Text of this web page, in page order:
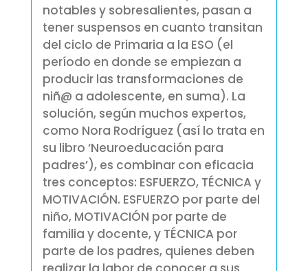
notables y sobresalientes, pasan a
tener suspensos en cuanto transitan
del ciclo de Primaria a la ESO (el
período en donde se empiezan a
producir las transformaciones de
niñ@ a adolescente, en suma). La
solución, según muchos expertos,
como Nora Rodríguez (así lo trata en
su libro ‘Neuroeducación para
padres’), es combinar con eficacia
tres conceptos: ESFUERZO, TÉCNICA y
MOTIVACIÓN. ESFUERZO por parte del
niño, MOTIVACIÓN por parte de
familia y docente, y TÉCNICA por
parte de los padres, quienes deben